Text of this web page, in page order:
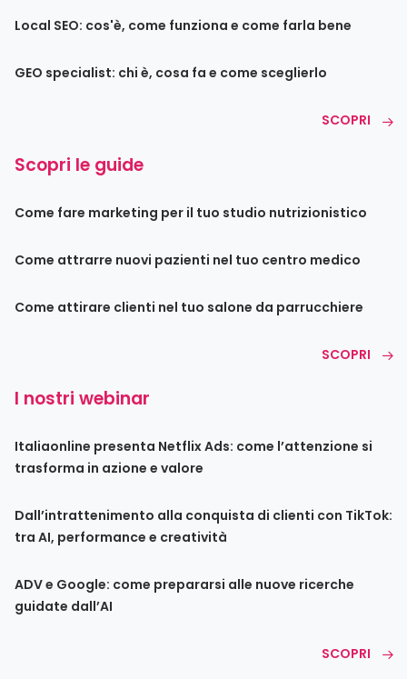
Local SEO: cos'è, come funziona e come farla bene
GEO specialist: chi è, cosa fa e come sceglierlo
SCOPRI
Scopri le guide
Come fare marketing per il tuo studio nutrizionistico
Come attrarre nuovi pazienti nel tuo centro medico
Come attirare clienti nel tuo salone da parrucchiere
SCOPRI
I nostri webinar
Italiaonline presenta Netflix Ads: come l’attenzione si
trasforma in azione e valore
Dall’intrattenimento alla conquista di clienti con TikTok:
tra AI, performance e creatività
ADV e Google: come prepararsi alle nuove ricerche
guidate dall’AI
SCOPRI